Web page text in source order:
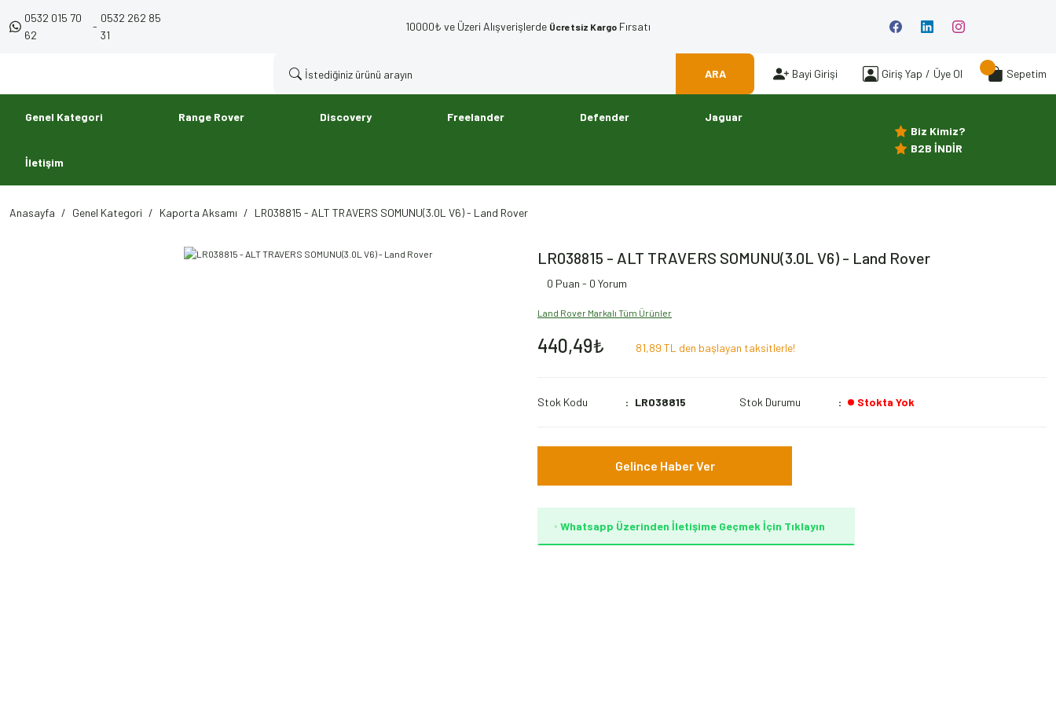
0532 015 70
62
-
0532 262 85
31
10000₺ ve Üzeri Alışverişlerde Ücretsiz Kargo Fırsatı
ARA Bayi Girişi Giriş Yap / Üye Ol Sepetim
Genel Kategori Range Rover Discovery Freelander Defender Jaguar
İletişim
Biz Kimiz?
B2B İNDİR
Anasayfa Genel Kategori Kaporta Aksamı LR038815 - ALT TRAVERS SOMUNU(3.0L V6) - Land Rover
LR038815 - ALT TRAVERS SOMUNU(3.0L V6) - Land Rover
0 Puan - 0 Yorum
Land Rover Markalı Tüm Ürünler
440,49₺ 81,89 TL den başlayan taksitlerle!
Stok Kodu LR038815 Stok Durumu Stokta Yok
Gelince Haber Ver
Whatsapp Üzerinden İletişime Geçmek İçin Tıklayın